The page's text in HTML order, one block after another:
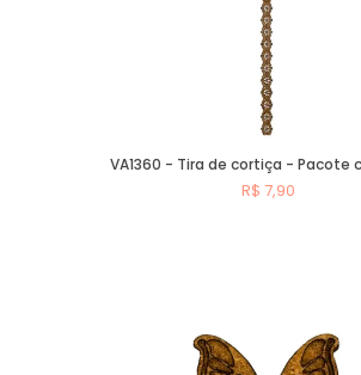
VA1360 - Tira de cortiça - Pacote
R$ 7,90